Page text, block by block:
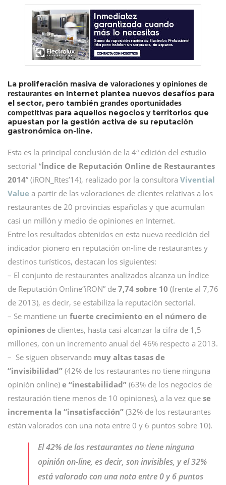
La proliferación masiva de valoraciones y opiniones de
restaurantes en Internet plantea nuevos desafíos para
el sector, pero también grandes oportunidades
competitivas para aquellos negocios y territorios que
apuestan por la gestión activa de su reputación
gastronómica on-line.
Esta es la principal conclusión de la 4ª edición del estudio
sectorial “Índice de Reputación Online de Restaurantes
2014” (iRON_Rtes’14), realizado por la consultora Vivential
Value a partir de las valoraciones de clientes relativas a los
restaurantes de 20 provincias españolas y que acumulan
casi un millón y medio de opiniones en Internet.
Entre los resultados obtenidos en esta nueva reedición del
indicador pionero en reputación on-line de restaurantes y
destinos turísticos, destacan los siguientes:
– El conjunto de restaurantes analizados alcanza un Índice
de Reputación Online“iRON” de 7,74 sobre 10 (frente al 7,76
de 2013), es decir, se estabiliza la reputación sectorial.
– Se mantiene un fuerte crecimiento en el número de
opiniones de clientes, hasta casi alcanzar la cifra de 1,5
millones, con un incremento anual del 46% respecto a 2013.
– Se siguen observando muy altas tasas de
“invisibilidad” (42% de los restaurantes no tiene ninguna
opinión online) e “inestabilidad” (63% de los negocios de
restauración tiene menos de 10 opiniones), a la vez que se
incrementa la “insatisfacción” (32% de los restaurantes
están valorados con una nota entre 0 y 6 puntos sobre 10).
El 42% de los restaurantes no tiene ninguna
opinión on-line, es decir, son invisibles, y el 32%
está valorado con una nota entre 0 y 6 puntos